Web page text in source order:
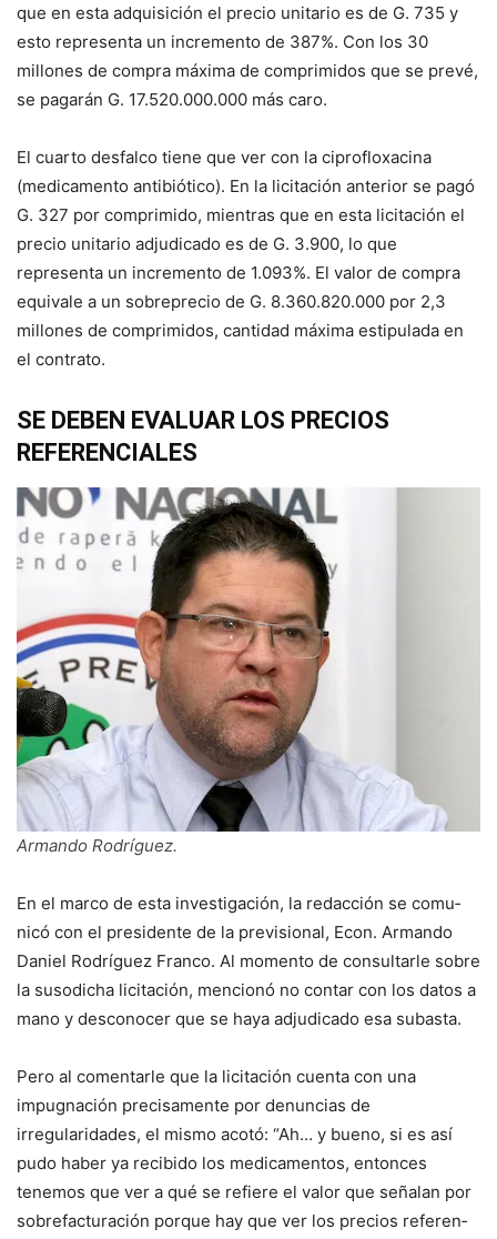
que en esta adquisi­ción el precio unitario es de G. 735 y
esto representa un incremento de 387%. Con los 30
millones de compra máxima de comprimidos que se prevé,
se pagarán G. 17.520.000.000 más caro.
El cuarto desfalco tiene que ver con la ciprofloxacina
(medica­mento antibiótico). En la licita­ción anterior se pagó
G. 327 por comprimido, mientras que en esta licitación el
precio unita­rio adjudicado es de G. 3.900, lo que
representa un incremento de 1.093%. El valor de compra
equivale a un sobreprecio de G. 8.360.820.000 por 2,3
millo­nes de comprimidos, canti­dad máxima estipulada en
el contrato.
SE DEBEN EVALUAR LOS PRECIOS
REFERENCIALES
Armando Rodríguez.
En el marco de esta investiga­ción, la redacción se comu­
nicó con el presidente de la previsional, Econ. Armando
Daniel Rodríguez Franco. Al momento de consultarle sobre
la susodicha licitación, mencionó no contar con los datos a
mano y desconocer que se haya adjudicado esa subasta.
Pero al comentarle que la licitación cuenta con una
impugnación precisamente por denuncias de
irregularidades, el mismo acotó: “Ah… y bueno, si es así
pudo haber ya recibido los medicamen­tos, entonces
tenemos que ver a qué se refiere el valor que seña­lan por
sobrefacturación porque hay que ver los precios referen­